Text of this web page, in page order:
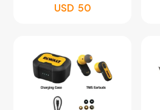
USD 50